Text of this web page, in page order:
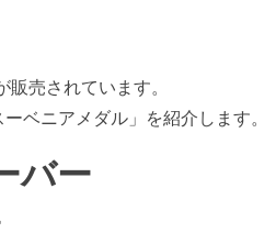
売されています。
ベニアメダル」を紹介します。
バー